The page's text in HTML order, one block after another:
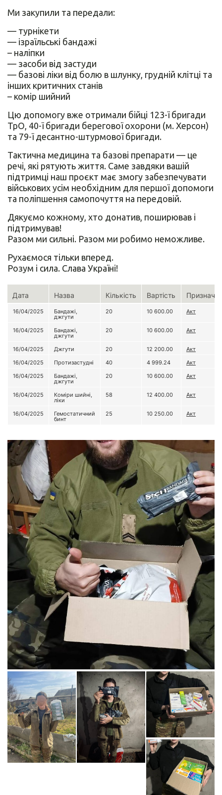
Ми закупили та передали:
— турнікети
— ізраїльські бандажі
– наліпки
— засоби від застуди
— базові ліки від болю в шлунку, грудній клітці та
інших критичних станів
– комір шийний
Цю допомогу вже отримали бійці 123-ї бригади
ТрО, 40-ї бригади берегової охорони (м. Херсон)
та 79-ї десантно-штурмової бригади.
Тактична медицина та базові препарати — це
речі, які рятують життя. Саме завдяки вашій
підтримці наш проєкт має змогу забезпечувати
військових усім необхідним для першої допомоги
та поліпшення самопочуття на передовій.
Дякуємо кожному, хто донатив, поширював і
підтримував!
Разом ми сильні. Разом ми робимо неможливе.
Рухаємося тільки вперед.
Розум і сила. Слава Україні!
Дата Назва Кількість Вартість
16/04/2025 Бандажі,
джгути
20 10 600.00 Акт
16/04/2025 Бандажі,
джгути
20 10 600.00 Акт
16/04/2025 Джгути 20 12 200.00
Акт
16/04/2025
Протизастудні 40 4 999.24
Акт
16/04/2025
Бандажі,
джгути
20 10 600.00 Акт
16/04/2025 Коміри шийні,
ліки
58 12 400.00 Акт
16/04/2025 Гемостатичний
бинт
25 10 250.00 Акт